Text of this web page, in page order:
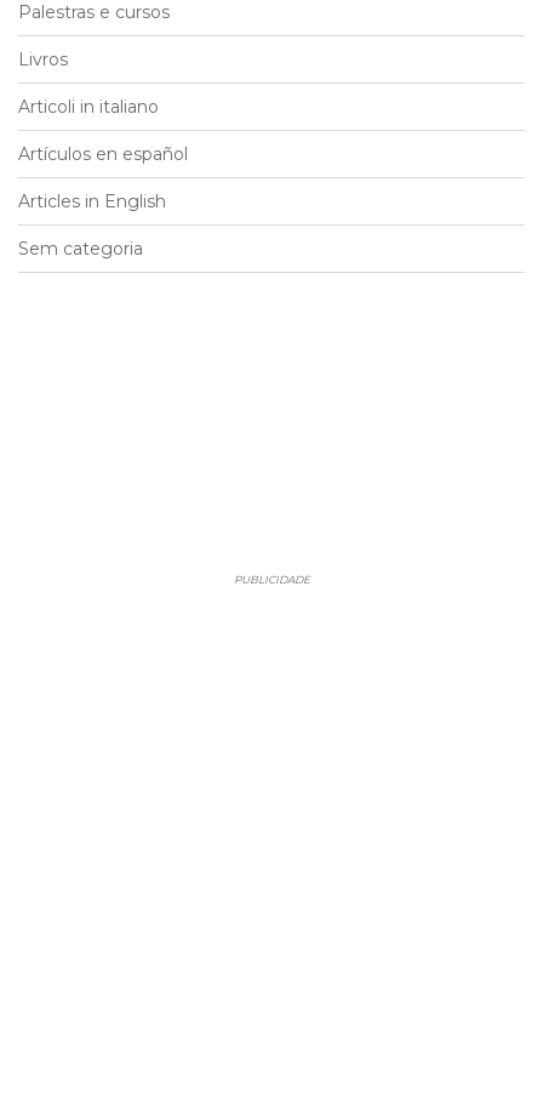
Palestras e cursos
Livros
Articoli in italiano
Artículos en español
Articles in English
Sem categoria
PUBLICIDADE